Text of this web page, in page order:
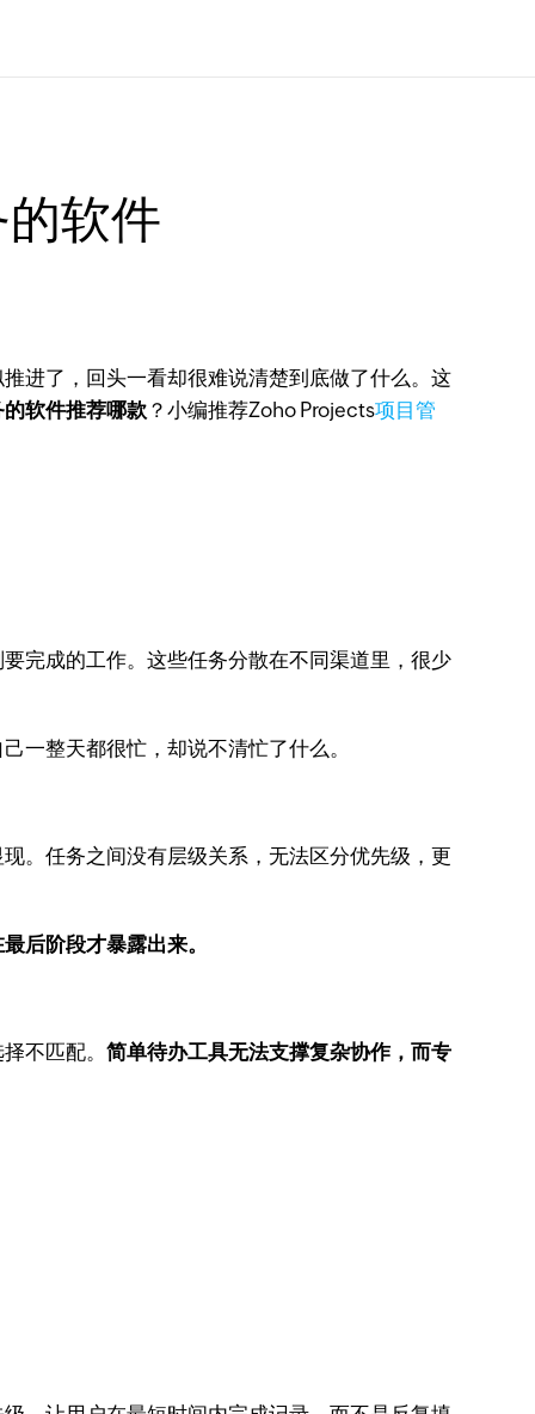
软件
进了，回头一看却很难说清楚到底做了什么。这
软件推荐哪款 ？小编推荐Zoho Projects项目管
完成的工作。这些任务分散在不同渠道里，很少
一整天都很忙，却说不清忙了什么。
。任务之间没有层级关系，无法区分优先级，更
后阶段才暴露出来。
不匹配。简单待办工具无法支撑复杂协作，而专